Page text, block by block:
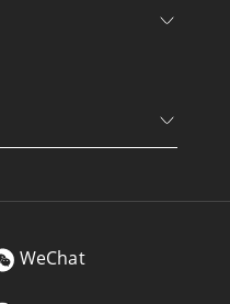
WeChat